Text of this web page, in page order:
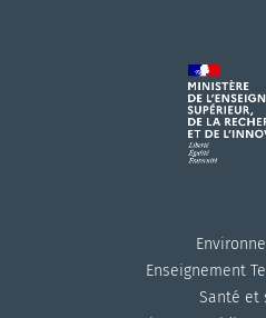
Enseignement
Santé et